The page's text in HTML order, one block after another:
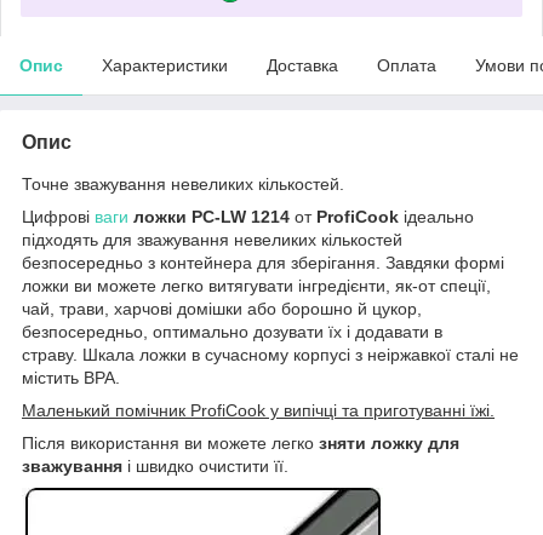
Опис Характеристики Доставка Оплата Умови
Опис
Точне зважування невеликих кількостей.
Цифрові ваги ложки PC-LW 1214 от ProfiCook ідеально
підходять для зважування невеликих кількостей
безпосередньо з контейнера для зберігання. Завдяки формі
ложки ви можете легко витягувати інгредієнти, як-от спеції,
чай, трави, харчові домішки або борошно й цукор,
безпосередньо, оптимально дозувати їх і додавати в
страву. Шкала ложки в сучасному корпусі з неіржавкої сталі не
містить BPA.
Маленький помічник ProfiCook у випічці та приготуванні їжі.
Після використання ви можете легко зняти ложку для
зважування і швидко очистити її.